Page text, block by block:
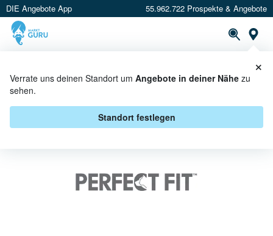
DIE Angebote App 55.962.722 Prospekte & Angebote
Verrate uns deinen Standort um Angebote in deiner Nähe zu
sehen.
Standort festlegen
×
PERFECT FIT ANGEBOTE &